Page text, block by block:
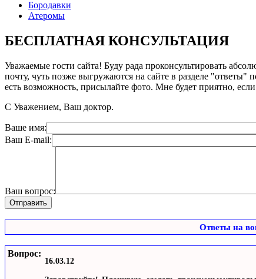
Бородавки
Атеромы
БЕСПЛАТНАЯ КОНСУЛЬТАЦИЯ
Уважаемые гости сайта! Буду рада проконсультировать
почту, чуть позже выгружаются на сайте в разделе
есть возможность, присылайте фото. Мне будет приятно,
С Уважением, Ваш доктор.
Ваше имя:
Ваш E-mail:
Ваш вопрос:
Ответы на
Вопрос:
16.03.12